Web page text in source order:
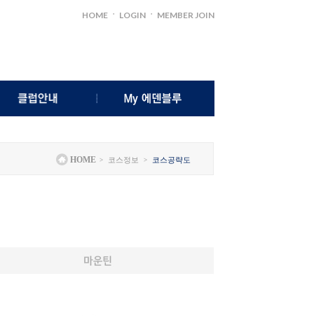
HOMEㆍ LOGINㆍ MEMBER JOIN
시설안내
고객의소리
HOME > 코스정보 > 코스공략도